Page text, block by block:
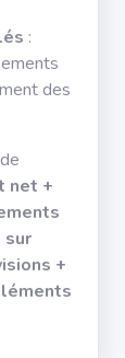
:
des
net +
sur
+